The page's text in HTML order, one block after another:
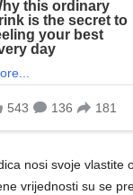
nosi svoje vlastite
vrijednosti su se